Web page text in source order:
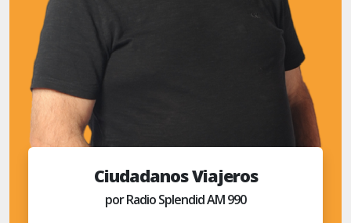
Ciudadanos Viajeros
por Radio Splendid AM 990